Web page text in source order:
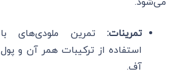
تمرینات: تمرین ملودی‌های با
استفاده از ترکیبات همر آن و پول
آف.